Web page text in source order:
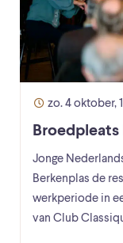
zo. 4 oktober,
Broedpleats
Jonge
Berkenplas de
werkperiode in
van Club